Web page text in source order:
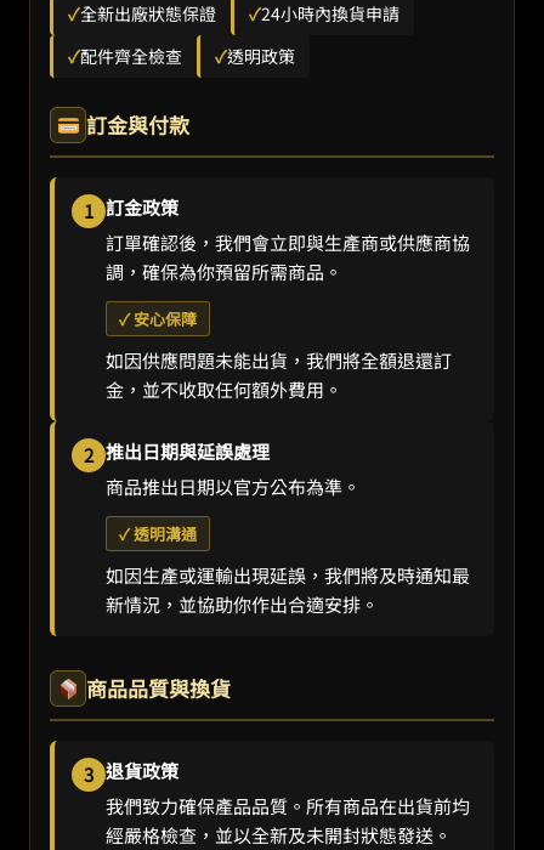
✓全新出廠狀態保證 ✓24小時內換貨申請
✓配件齊全檢查 ✓透明政策
訂金與付款
1 訂金政策
訂單確認後，我們會立即與生產商或供應商協
調，確保為你預留所需商品。
✓ 安心保障
如因供應問題未能出貨，我們將全額退還訂
金，並不收取任何額外費用。
2 推出日期與延誤處理
商品推出日期以官方公布為準。
✓ 透明溝通
如因生產或運輸出現延誤，我們將及時通知最
新情況，並協助你作出合適安排。
商品品質與換貨
3 退貨政策
我們致力確保產品品質。所有商品在出貨前均
經嚴格檢查，並以全新及未開封狀態發送。